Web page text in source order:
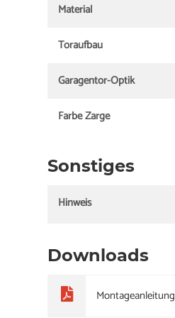
Material
Toraufbau
Garagentor-Optik
Farbe Zarge
Sonstiges
Hinweis
Downloads
Montageanleitung